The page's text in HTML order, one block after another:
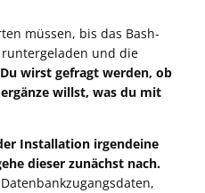
müssen, bis das Bash-
runtergeladen und die
Du wirst gefragt werden, ob
willst, was du mit
Installation irgendeine
dieser zunächst nach.